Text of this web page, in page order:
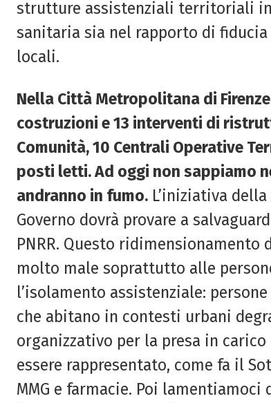
strutture assistenziali territoriali
sanitaria sia nel rapporto di
locali.
Nella Città Metropolitana di
costruzioni e 13 interventi di
Comunità, 10 Centrali Operative
posti letti. Ad oggi non sappiamo
andranno in fumo. L’iniziativa
Governo dovrà provare a
PNRR. Questo
molto male soprattutto alle
l’isolamento assistenziale:
che abitano in contesti urbani
organizzativo per la presa in
essere rappresentato, come fa il
MMG e farmacie. Poi